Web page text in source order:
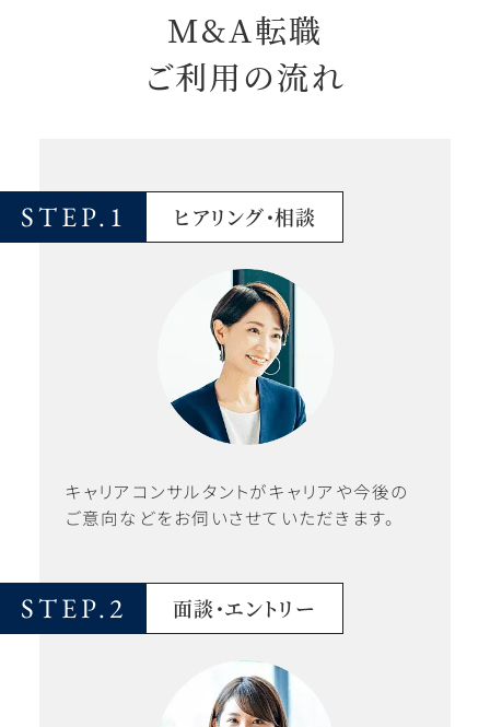
M&A転職
ご利用の流れ
STEP.1 ヒアリング・相談
キャリアコンサルタントがキャリアや今後の
ご意向などをお伺いさせていただきます。
STEP.2 面談・エントリー